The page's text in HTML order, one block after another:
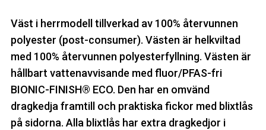
Väst i herrmodell tillverkad av 100% återvunnen
polyester (post-consumer). Västen är helkviltad
med 100% återvunnen polyesterfyllning. Västen är
hållbart vattenavvisande med fluor/PFAS-fri
BIONIC-FINISH® ECO. Den har en omvänd
dragkedja framtill och praktiska fickor med blixtlås
på sidorna. Alla blixtlås har extra dragkedjor i